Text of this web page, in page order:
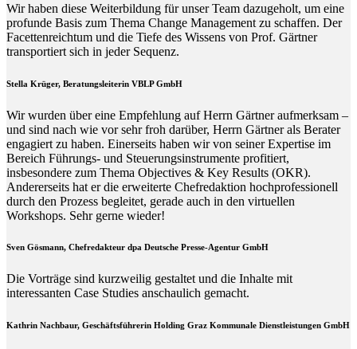
Wir haben diese Weiterbildung für unser Team dazugeholt, um eine
profunde Basis zum Thema Change Management zu schaffen. Der
Facettenreichtum und die Tiefe des Wissens von Prof. Gärtner
transportiert sich in jeder Sequenz.
Stella Krüger, Beratungsleiterin VBLP GmbH
Wir wurden über eine Empfehlung auf Herrn Gärtner aufmerksam –
und sind nach wie vor sehr froh darüber, Herrn Gärtner als Berater
engagiert zu haben. Einerseits haben wir von seiner Expertise im
Bereich Führungs- und Steuerungsinstrumente profitiert,
insbesondere zum Thema Objectives & Key Results (OKR).
Andererseits hat er die erweiterte Chefredaktion hochprofessionell
durch den Prozess begleitet, gerade auch in den virtuellen
Workshops. Sehr gerne wieder!
Sven Gösmann, Chefredakteur dpa Deutsche Presse-Agentur GmbH
Die Vorträge sind kurzweilig gestaltet und die Inhalte mit
interessanten Case Studies anschaulich gemacht.
Kathrin Nachbaur, Geschäftsführerin Holding Graz Kommunale Dienstleistungen GmbH